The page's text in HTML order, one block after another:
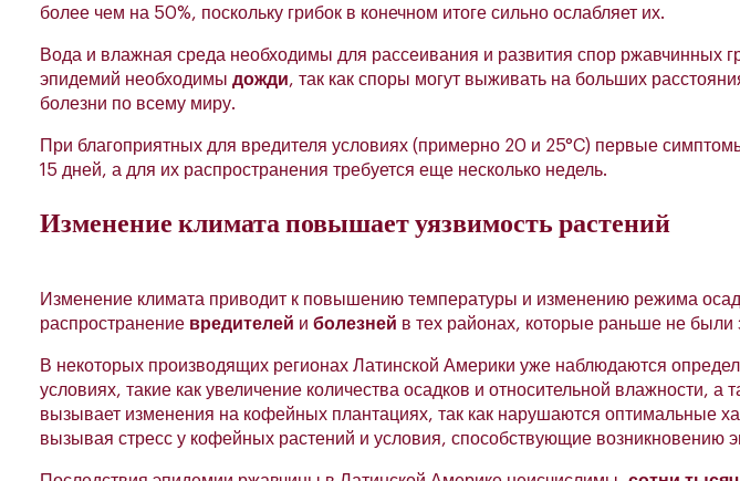
более чем на 50%, поскольку грибок в конечном итоге сильно ослабляет их.
Вода и влажная среда необходимы для рассеивания и развития спор ржавчинных
эпидемий необходимы дожди, так как споры могут выживать на больших
болезни по всему миру.
При благоприятных для вредителя условиях (примерно 20 и 25°C) первые
15 дней, а для их распространения требуется еще несколько недель.
Изменение климата повышает уязвимость растений
Изменение климата приводит к повышению температуры и изменению режима
распространение вредителей и болезней в тех районах, которые раньше не были
В некоторых производящих регионах Латинской Америки уже наблюдаются
условиях, такие как увеличение количества осадков и относительной влажности, а
вызывает изменения на кофейных плантациях, так как нарушаются оптимальные
вызывая стресс у кофейных растений и условия, способствующие возникновению